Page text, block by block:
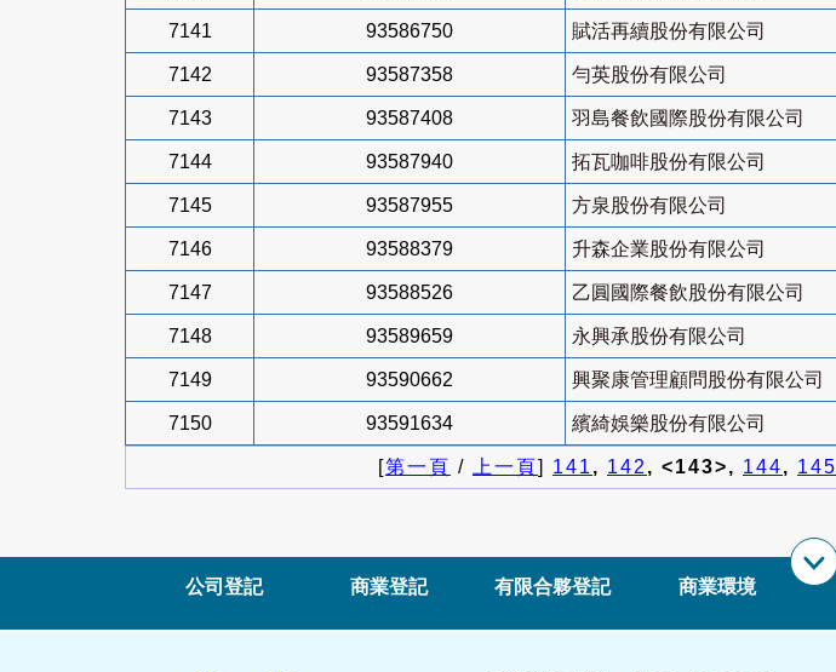
7141 93586750 賦活再續股份有限公司
7142 93587358 勻英股份有限公司
7143 93587408 羽島餐飲國際股份有限公司
7144 93587940 拓瓦咖啡股份有限公司
7145 93587955 方泉股份有限公司
7146 93588379 升森企業股份有限公司
7147 93588526 乙圓國際餐飲股份有限公司
7148 93589659 永興承股份有限公司
7149 93590662 興聚康管理顧問股份有限公司
7150 93591634 繽綺娛樂股份有限公司
[第一頁 / 上一頁] 141, 142, <143>, 144, 145
公司登記 商業登記 有限合夥登記 商業環境